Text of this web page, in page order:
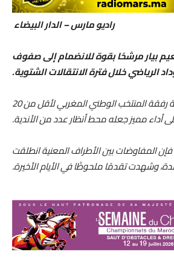
راديو مارس – الدار البيضاء
بيار مرشحًا بقوة للانضمام إلى صفوف
الرياضي خلال فترة الانتقالات الشتوية.
وقدم بيار مستويات لافتة رفقة المنتخب الوطني المغربي لأقل من 20
أداء مميز جعله محط أنظار عدد من الأندية.
المفاوضات بين الأطراف المعنية انطلقت
وشهدت تقدمًا ملحوظًا في الأيام الأخيرة.